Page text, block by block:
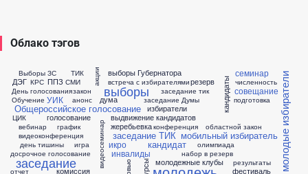
Облако тэгов
Выборы ЗС
ДЭГ
День голосования
КРС
Обучение
Общероссийское голосование
ППЗ СМИ
ТИК
УИК
ЦИК
акции
анонс
вебинар
видеоконференция
видеосеминар
встреча с избирателями
выборы
выборы Губернатора
выдвижение кандидатов
голосование
график
день тишины
досрочное голосование
дума
жеребьевка
закон
заседание
заседание Думы
заседание ТИК
заседание тик
игра
избиратели
икро
инвалиды
кандидат
кандидаты
комиссия
конференция
мобильный избиратель
молодежные клубы молодые избиратели
набор в резерв
областной закон
олимпиада
отчет
подготовка
резерв
результаты
семинар
совещание
фестиваль
численность